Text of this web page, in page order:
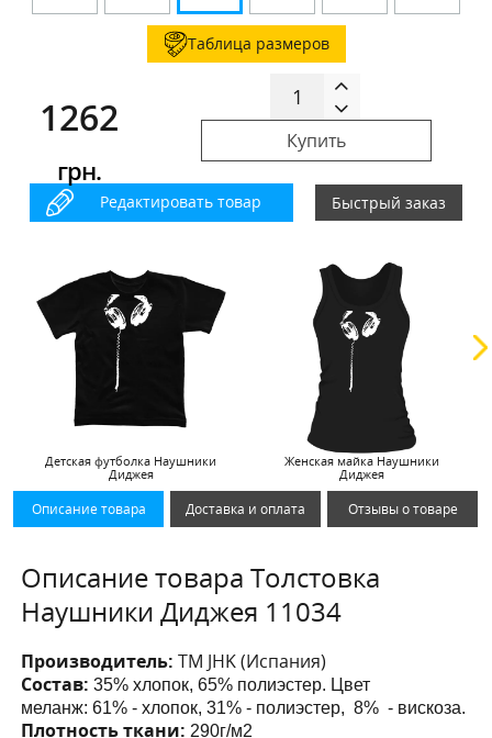
Таблица размеров
1262
грн.
Купить
Редактировать товар Быстрый заказ
Детская футболка Наушники
Диджея
Женская майка Наушники
Диджея
Описание товара Доставка и оплата Отзывы о товаре
Описание товара Толстовка
Наушники Диджея 11034
Производитель:ТМ JHK (Испания)
Состав: 35% хлопок, 65% полиэстер. Цвет
меланж:61% - хлопок, 31% - полиэстер, 8% - вискоза.
Плотность ткани: 290г/м2